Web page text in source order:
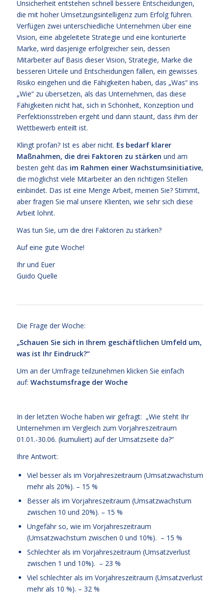
Unsicherheit entstehen schnell bessere Entscheidungen,
die mit hoher Umsetzungsintelligenz zum Erfolg führen.
Verfügen zwei unterschiedliche Unternehmen über eine
Vision, eine abgeleitete Strategie und eine konturierte
Marke, wird dasjenige erfolgreicher sein, dessen
Mitarbeiter auf Basis dieser Vision, Strategie, Marke die
besseren Urteile und Entscheidungen fällen, ein gewisses
Risiko eingehen und die Fähigkeiten haben, das „Was“ ins
„Wie“ zu übersetzen, als das Unternehmen, das diese
Fähigkeiten nicht hat, sich in Schönheit, Konzeption und
Perfektionsstreben ergeht und dann staunt, dass ihm der
Wettbewerb enteilt ist.
Klingt profan? Ist es aber nicht. Es bedarf klarer
Maßnahmen, die drei Faktoren zu stärken und am
besten geht das im Rahmen einer Wachstumsinitiative,
die möglichst viele Mitarbeiter an den richtigen Stellen
einbindet. Das ist eine Menge Arbeit, meinen Sie? Stimmt,
aber fragen Sie mal unsere Klienten, wie sehr sich diese
Arbeit lohnt.
Was tun Sie, um die drei Faktoren zu stärken?
Auf eine gute Woche!
Ihr und Euer
Guido Quelle
Die Frage der Woche:
„Schauen Sie sich in Ihrem geschäftlichen Umfeld um,
was ist Ihr Eindruck?“
Um an der Umfrage teilzunehmen klicken Sie einfach
auf: Wachstumsfrage der Woche
In der letzten Woche haben wir gefragt: „Wie steht Ihr
Unternehmen im Vergleich zum Vorjahreszeitraum
01.01.-30.06. (kumuliert) auf der Umsatzseite da?“
Ihre Antwort:
Viel besser als im Vorjahreszeitraum (Umsatzwachstum
mehr als 20%). – 15 %
Besser als im Vorjahreszeitraum (Umsatzwachstum
zwischen 10 und 20%). – 15 %
Ungefähr so, wie im Vorjahreszeitraum
(Umsatzwachstum zwischen 0 und 10%). – 15 %
Schlechter als im Vorjahreszeitraum (Umsatzverlust
zwischen 1 und 10%). – 23 %
Viel schlechter als im Vorjahreszeitraum (Umsatzverlust
mehr als 10 %). – 32 %